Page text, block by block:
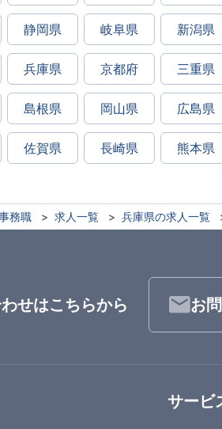
静岡県 岐阜県 新潟県
兵庫県 京都府 三重県
島根県 岡山県 広島県
佐賀県 長崎県 熊本県
務職 求人一覧 兵庫県の求人一覧
せはこちらから お
サービ